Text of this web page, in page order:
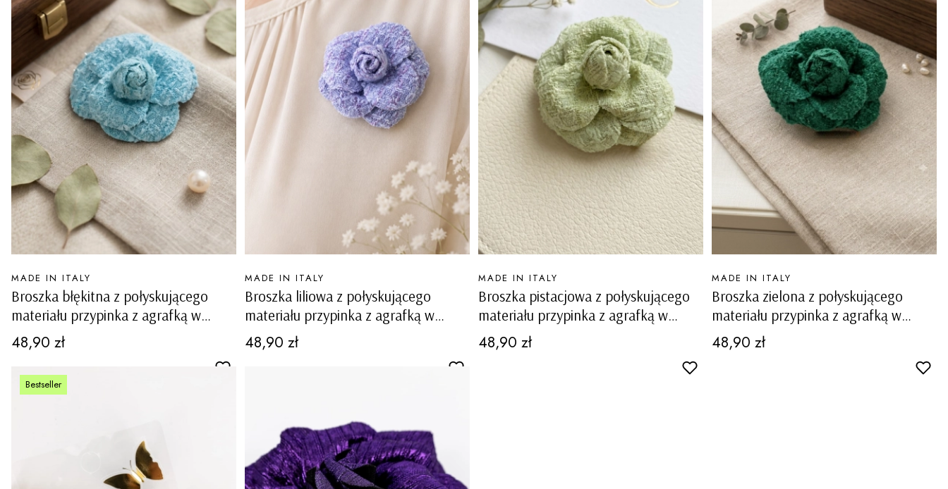
Broszka błękitna z połyskującego
materiału przypinka z agrafką w
kształcie kwiatka Mascalucia
PRODUCENT
MADE IN ITALY
Cena
48,90 zł
Broszka liliowa z połyskującego
materiału przypinka z agrafką w
kształcie kwiatka Mascalucia
PRODUCENT
MADE IN ITALY
Cena
48,90 zł
Broszka pistacjowa z połyskującego
materiału przypinka z agrafką w
kształcie kwiatka Mascalucia
PRODUCENT
MADE IN ITALY
Cena
48,90 zł
Broszka zielona z połyskującego
materiału przypinka z agrafką w
kształcie kwiatka Mascalucia
PRODUCENT
MADE IN ITALY
Cena
48,90 zł
Bestseller